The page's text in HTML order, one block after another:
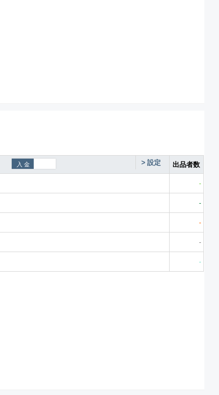
> 設定 出品者数
-
-
-
-
-